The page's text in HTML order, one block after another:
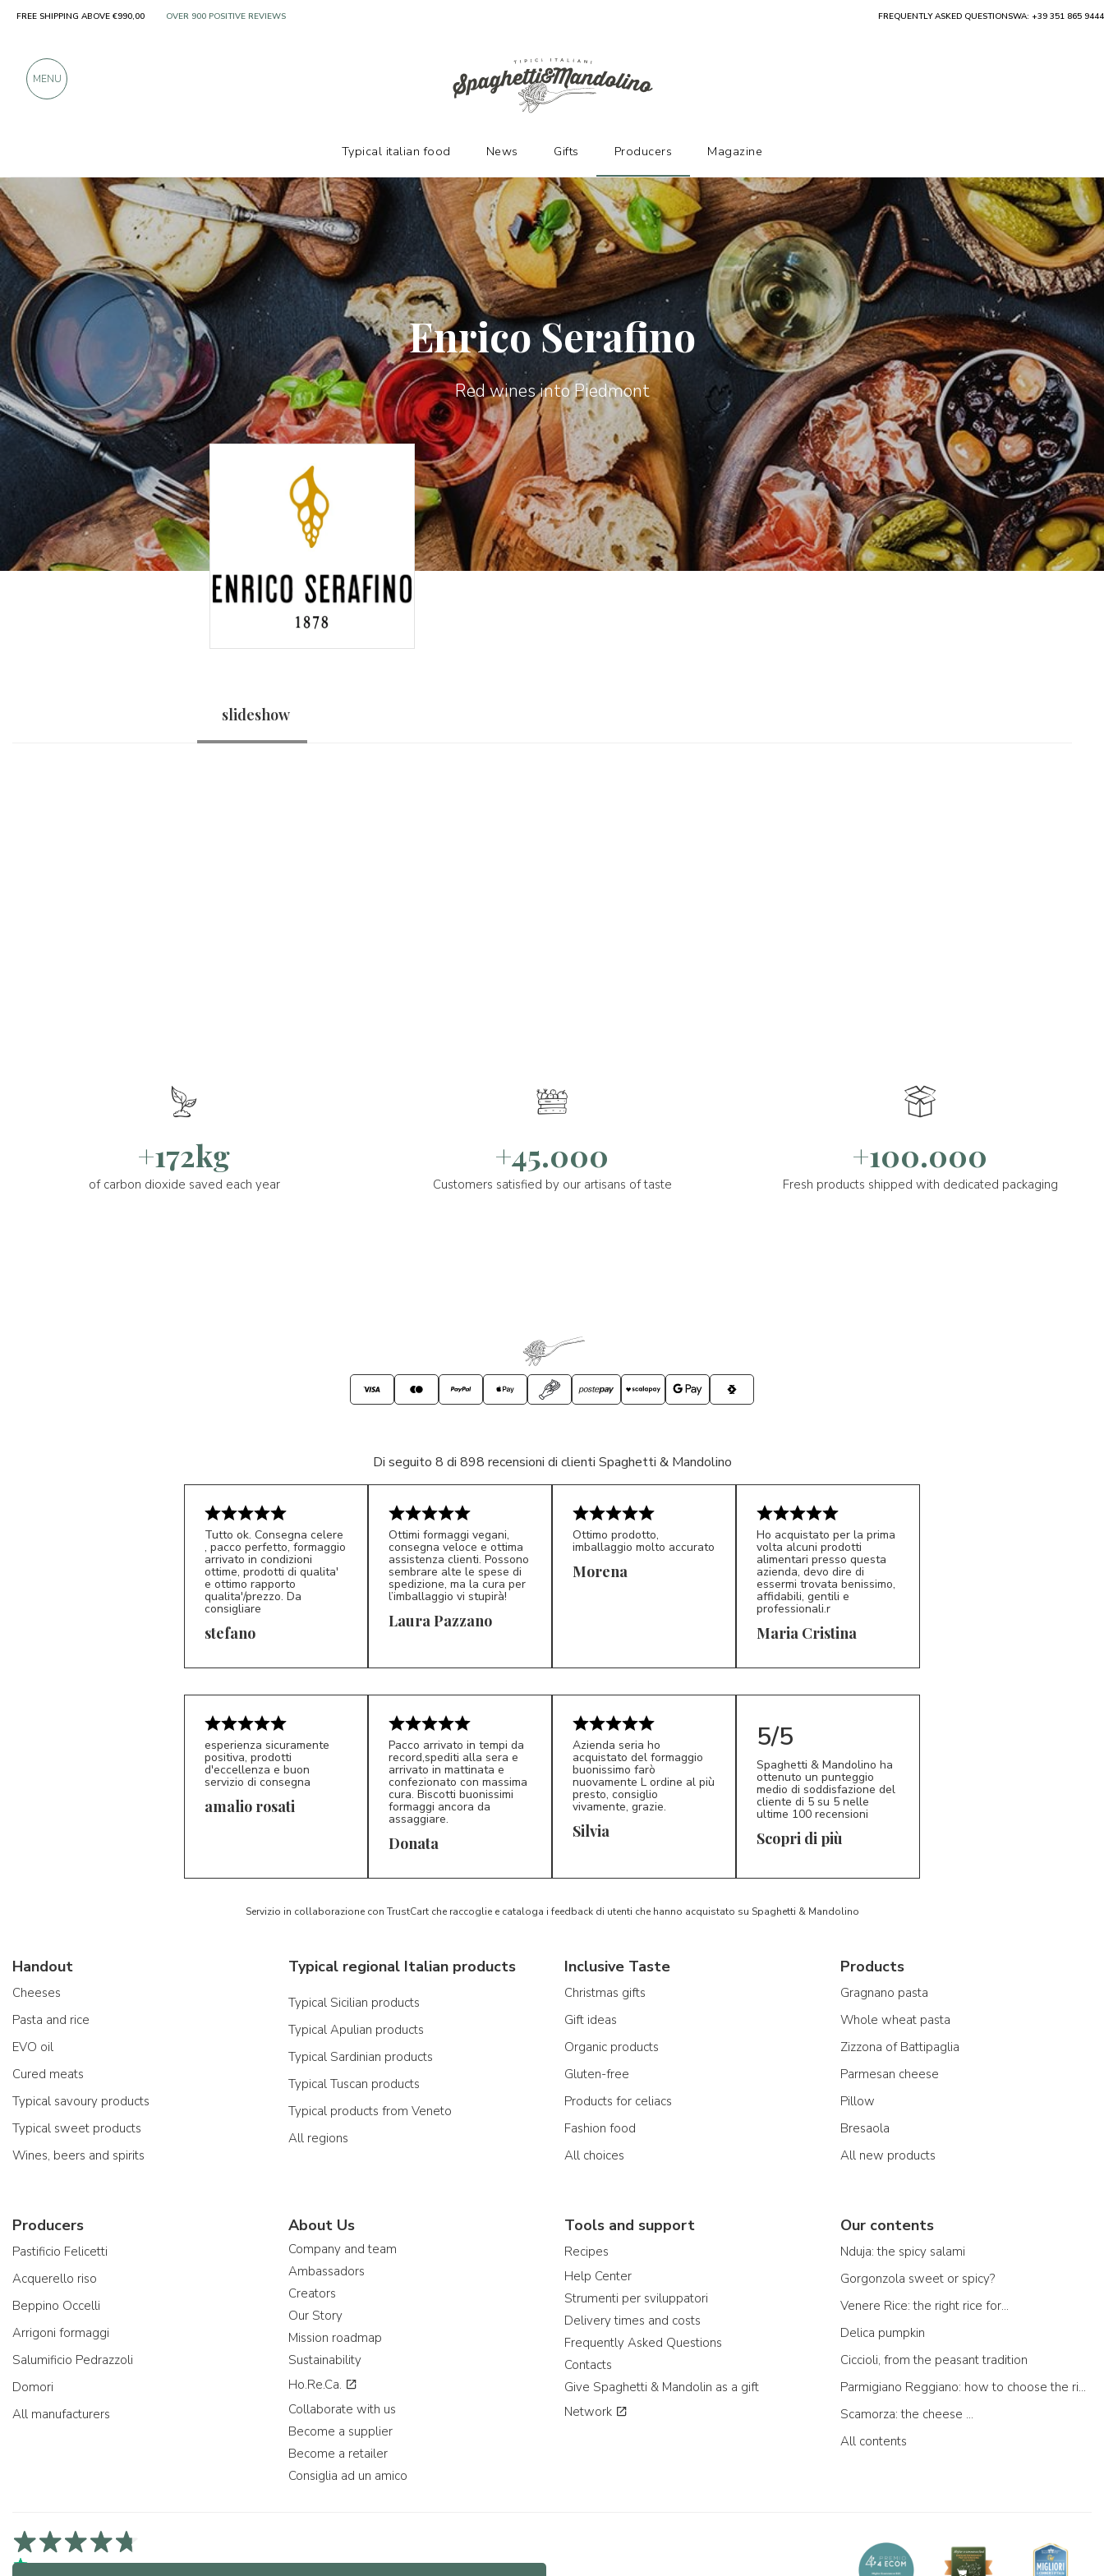
Enrico Serafino
Red wines into Piedmont
slideshow
+172kg
of carbon dioxide saved each year
+45.000
Customers satisfied by our artisans of taste
+100.000
Fresh products shipped with dedicated packaging
Di seguito 8 di 898 recensioni di clienti Spaghetti & Mandolino
S*
Tutto ok. Consegna celere
, pacco perfetto, formaggio
arrivato in condizioni
ottime, prodotti di qualita'
e ottimo rapporto
qualita'/prezzo. Da
consigliare
stefano LP 5/5
Ottimi formaggi vegani,
consegna veloce e ottima
assistenza clienti. Possono
sembrare alte le spese di
spedizione, ma la cura per
l’imballaggio vi stupirà!
Laura Pazzano
Ottimo prodotto,
imballaggio molto accurato
Morena
MC 5/5
Ho acquistato per la prima
volta alcuni prodotti
alimentari presso questa
azienda, devo dire di
essermi trovata benissimo,
affidabili, gentili e
professionali.r
Maria Cristina
esperienza sicuramente
positiva, prodotti
d'eccellenza e buon
servizio di consegna
amalio rosati
D*
Pacco arrivato in tempi da
record,spediti alla sera e
arrivato in mattinata e
confezionato con massima
cura. Biscotti buonissimi
formaggi ancora da
assaggiare.
Donata S*
Azienda seria ho
acquistato del formaggio
buonissimo farò
nuovamente L ordine al più
presto, consiglio
vivamente, grazie.
Silvia
5/5
Spaghetti & Mandolino ha
ottenuto un punteggio
medio di soddisfazione del
cliente di 5 su 5 nelle
ultime 100 recensioni
Scopri di più
Servizio in collaborazione con TrustCart che raccoglie e cataloga i feedback di utenti che hanno acquistato su Spaghetti & Mandolino
Handout
Cheeses
Pasta and rice
EVO oil
Cured meats
Typical savoury products
Typical sweet products
Wines, beers and spirits
Typical regional Italian products
Typical Sicilian products
Typical Apulian products
Typical Sardinian products
Typical Tuscan products
Typical products from Veneto
All regions
Inclusive Taste
Christmas gifts
Gift ideas
Organic products
Gluten-free
Products for celiacs
Fashion food
All choices
Products
Gragnano pasta
Whole wheat pasta
Zizzona of Battipaglia
Parmesan cheese
Pillow
Bresaola
All new products
Producers
Pastificio Felicetti
Acquerello riso
Beppino Occelli
Arrigoni formaggi
Salumificio Pedrazzoli
Domori
All manufacturers
About Us
Company and team
Ambassadors
Creators
Our Story
Mission roadmap
Sustainability
Ho.Re.Ca.
Collaborate with us
Become a supplier
Become a retailer
Consiglia ad un amico
Tools and support
Recipes
Help Center
Strumenti per sviluppatori
Delivery times and costs
Frequently Asked Questions
Contacts
Give Spaghetti & Mandolin as a gift
Network
Our contents
Nduja: the spicy salami
Gorgonzola sweet or spicy?
Venere Rice: the right rice for...
Delica pumpkin
Ciccioli, from the peasant tradition
Parmigiano Reggiano: how to choose the right one
Scamorza: the cheese ...
All contents
Producers Enrico Serafino
FREE SHIPPING ABOVE €990,00 ONLY PRODUCTS FROM EXCELLENT MANUFACTURERS FREQUENTLY ASKED QUESTIONSWA: +39 351 865 9444
MENU
Typical italian food News Gifts Producers Magazine